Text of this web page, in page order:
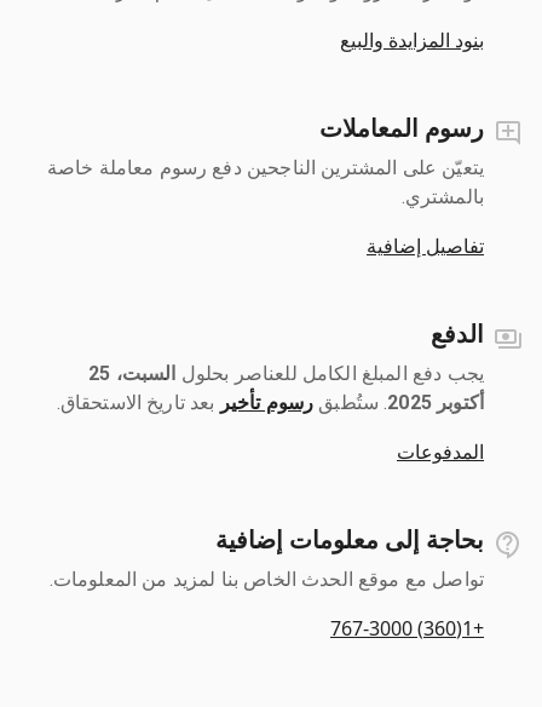
بنود المزايدة والبيع
رسوم المعاملات
يتعيّن على المشترين الناجحين دفع رسوم معاملة خاصة
بالمشتري.
تفاصيل إضافية
الدفع
يجب دفع المبلغ الكامل للعناصر بحلول ‎
السبت، 25
أكتوبر 2025
‎. ستُطبق رسوم تأخير بعد تاريخ الاستحقاق.
المدفوعات
بحاجة إلى معلومات إضافية
تواصل مع موقع الحدث الخاص بنا لمزيد من المعلومات.
+1(360) 767-3000